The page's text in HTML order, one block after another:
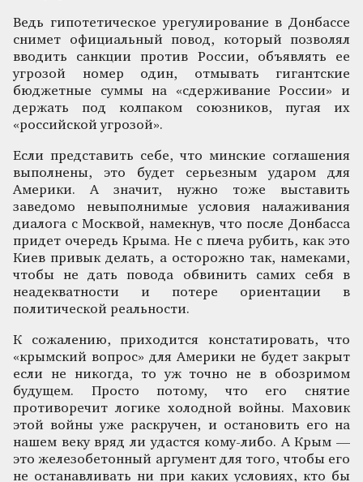
Ведь гипотетическое урегулирование в Донбассе
снимет официальный повод, который позволял
вводить санкции против России, объявлять ее
угрозой номер один, отмывать гигантские
бюджетные суммы на «сдерживание России» и
держать под колпаком союзников, пугая их
«российской угрозой».
Если представить себе, что минские соглашения
выполнены, это будет серьезным ударом для
Америки. А значит, нужно тоже выставить
заведомо невыполнимые условия налаживания
диалога с Москвой, намекнув, что после Донбасса
придет очередь Крыма. Не с плеча рубить, как это
Киев привык делать, а осторожно так, намеками,
чтобы не дать повода обвинить самих себя в
неадекватности и потере ориентации в
политической реальности.
К сожалению, приходится констатировать, что
«крымский вопрос» для Америки не будет закрыт
если не никогда, то уж точно не в обозримом
будущем. Просто потому, что его снятие
противоречит логике холодной войны. Маховик
этой войны уже раскручен, и остановить его на
нашем веку вряд ли удастся кому-либо. А Крым —
это железобетонный аргумент для того, чтобы его
не останавливать ни при каких условиях, кто бы